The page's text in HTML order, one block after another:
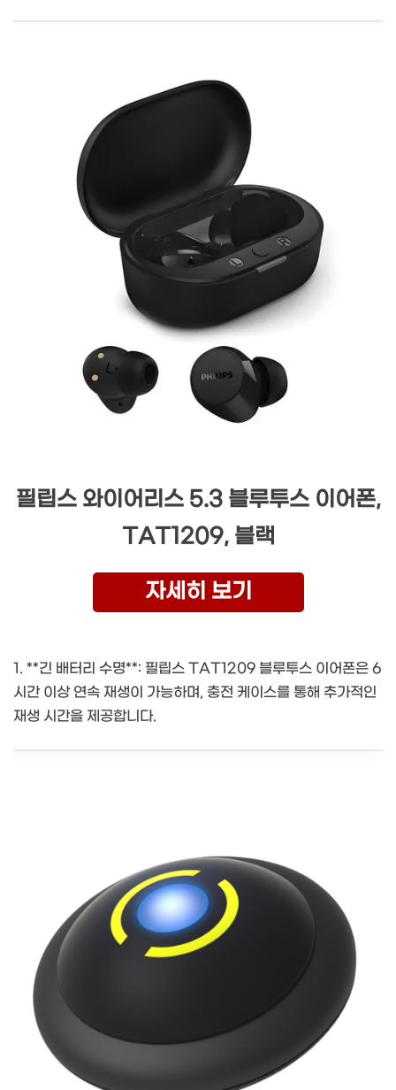
필립스 와이어리스 5.3 블루투스 이어폰,
TAT1209, 블랙
자세히 보기
1. **긴 배터리 수명**: 필립스 TAT1209 블루투스 이어폰은 6
시간 이상 연속 재생이 가능하며, 충전 케이스를 통해 추가적인
재생 시간을 제공합니다.